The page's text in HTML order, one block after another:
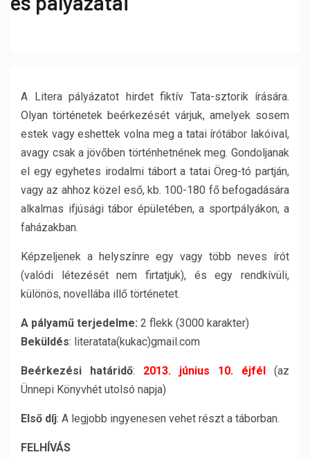
A Litera pályázatot hirdet fiktív Tata-sztorik írására.
Olyan történetek beérkezését várjuk, amelyek sosem
estek vagy eshettek volna meg a tatai írótábor lakóival,
avagy csak a jövőben történhetnének meg. Gondoljanak
el egy egyhetes irodalmi tábort a tatai Öreg-tó partján,
vagy az ahhoz közel eső, kb. 100-180 fő befogadására
alkalmas ifjúsági tábor épületében, a sportpályákon, a
faházakban.
Képzeljenek a helyszínre egy vagy több neves írót
(valódi létezését nem firtatjuk), és egy rendkívüli,
különös, novellába illő történetet.
A pályamű terjedelme: 2 flekk (3000 karakter)
Beküldés: literatata(kukac)gmail.com
Beérkezési határidő: 2013. június 10. éjfél (az
Ünnepi Könyvhét utolsó napja)
Első díj: A legjobb ingyenesen vehet részt a táborban.
FELHÍVÁS